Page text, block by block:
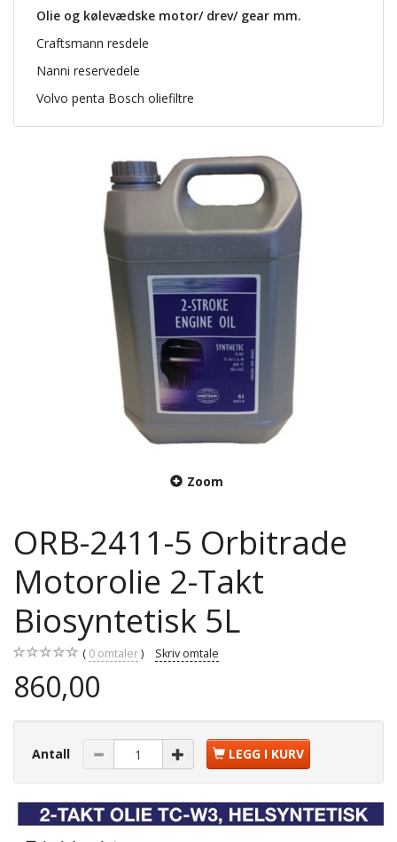
Olie og kølevædske motor/ drev/ gear mm.
Craftsmann resdele
Nanni reservedele
Volvo penta Bosch oliefiltre
Zoom
ORB-2411-5 Orbitrade
Motorolie 2-Takt
Biosyntetisk 5L
0 omtaler Skriv omtale
860,00
Antall LEGG I KURV